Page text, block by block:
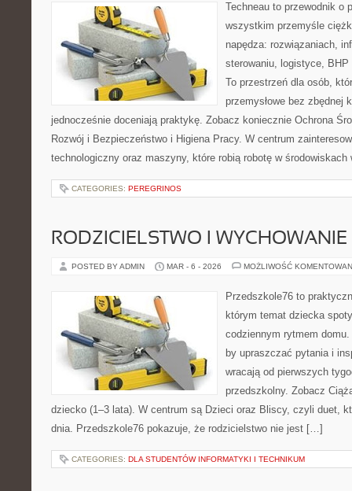
Techneau to przewodnik o
wszystkim przemyśle
napędza: rozwiązaniach,
sterowaniu, logistyce,
To przestrzeń dla osób,
przemysłowe bez zbędnej
jednocześnie doceniają praktykę. Zobacz koniecznie Ochrona
Rozwój i Bezpieczeństwo i Higiena Pracy. W centrum
technologiczny oraz maszyny, które robią robotę w
CATEGORIES: PEREGRINOS
RODZICIELSTWO I WYCHOWANIE
POSTED BY ADMIN MAR - 6 - 2026 MOŻLIWOŚĆ
Przedszkole76 to
którym temat dziecka
codziennym rytmem
by upraszczać pytania i
wracają od pierwszych
przedszkolny. Zobacz
dziecko (1–3 lata). W centrum są Dzieci oraz Bliscy, czyli duet,
dnia. Przedszkole76 pokazuje, że rodzicielstwo nie jest […]
CATEGORIES: DLA STUDENTÓW INFORMATYKI I TECHNIKUM